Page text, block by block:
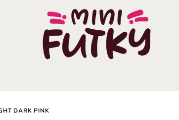
DARK PINK